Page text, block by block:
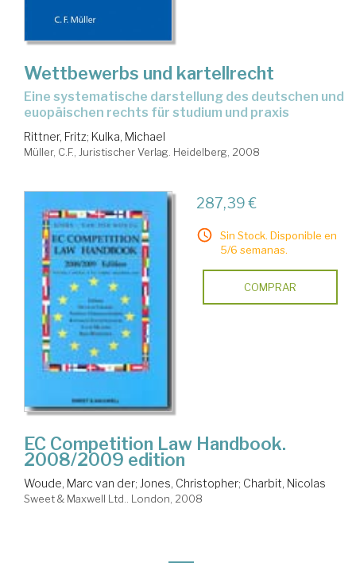
Wettbewerbs und kartellrecht
eine systematische darstellung des deutschen und
euopäischen rechts für studium und praxis
Rittner, Fritz; Kulka, Michael
Müller, C.F., Juristischer Verlag. Heidelberg, 2008
287,39 €
Sin Stock. Disponible en
5/6 semanas.
COMPRAR
EC Competition Law Handbook.
2008/2009 edition
Woude, Marc van der; Jones, Christopher; Charbit, Nicolas
Sweet & Maxwell Ltd.. London, 2008